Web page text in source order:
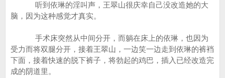
听到依琳的淫叫声，王翠山很庆幸自己没改造她的大
脑，因为这种感觉才真实。
手术床突然从中间分开，而躺在床上的依琳，也因为
受力而将双腿分开，接着王翠山，一边笑一边走到依琳的裤裆
下面，接着快速的脱下裤子，将勃起的鸡巴，插入已经改造完
成的阴道里。